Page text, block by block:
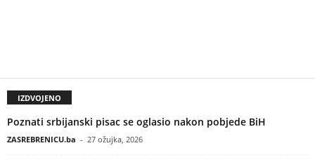
IZDVOJENO
Poznati srbijanski pisac se oglasio nakon pobjede BiH
ZASREBRENICU.ba - 27 ožujka, 2026